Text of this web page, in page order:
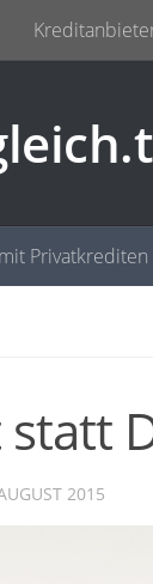
Privatkrediten
2015